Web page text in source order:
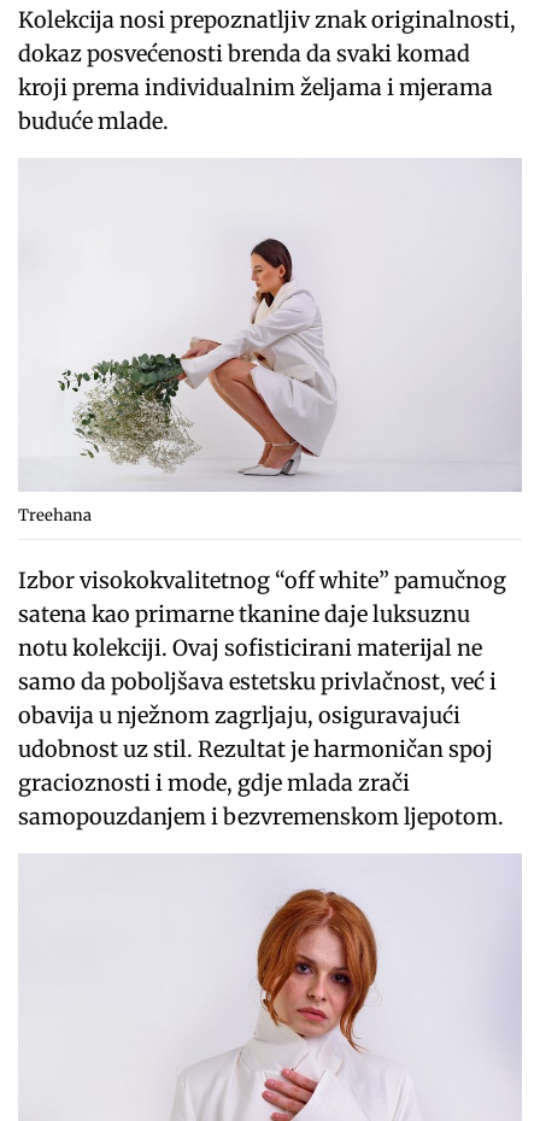
Kolekcija nosi prepoznatljiv znak originalnosti,
dokaz posvećenosti brenda da svaki komad
kroji prema individualnim željama i mjerama
buduće mlade.
Treehana
Izbor visokokvalitetnog “off white” pamučnog
satena kao primarne tkanine daje luksuznu
notu kolekciji. Ovaj sofisticirani materijal ne
samo da poboljšava estetsku privlačnost, već i
obavija u nježnom zagrljaju, osiguravajući
udobnost uz stil. Rezultat je harmoničan spoj
gracioznosti i mode, gdje mlada zrači
samopouzdanjem i bezvremenskom ljepotom.